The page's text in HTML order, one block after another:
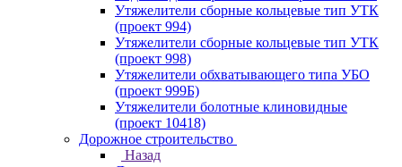
Утяжелители сборные кольцевые тип УТК
(проект 994)
Утяжелители сборные кольцевые тип УТК
(проект 998)
Утяжелители обхватывающего типа УБО
(проект 999Б)
Утяжелители болотные клиновидные
(проект 10418)
Дорожное строительство
Назад